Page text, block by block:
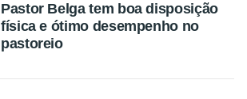
Pastor Belga tem boa disposição
física e ótimo desempenho no
pastoreio